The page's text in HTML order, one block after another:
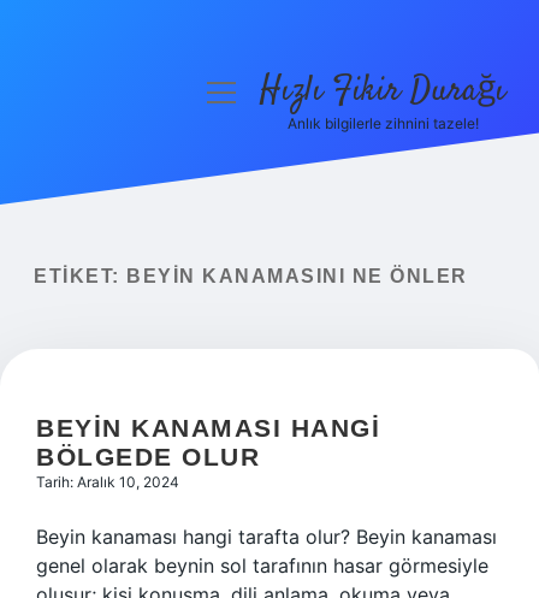
Yasal Uyarı
menüyüHızlı Fikir Durağı
Anlık bilgilerle zihnini tazele!
ETIKET: BEYIN KANAMASINI NE ÖNLER
BEYIN KANAMASI HANGI
BÖLGEDE OLUR
Tarih: Aralık 10, 2024
Beyin kanaması hangi tarafta olur? Beyin kanaması
genel olarak beynin sol tarafının hasar görmesiyle